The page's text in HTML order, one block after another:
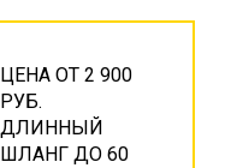
ЦЕНА ОТ 2 900
РУБ.
ДЛИННЫЙ
ШЛАНГ ДО 60